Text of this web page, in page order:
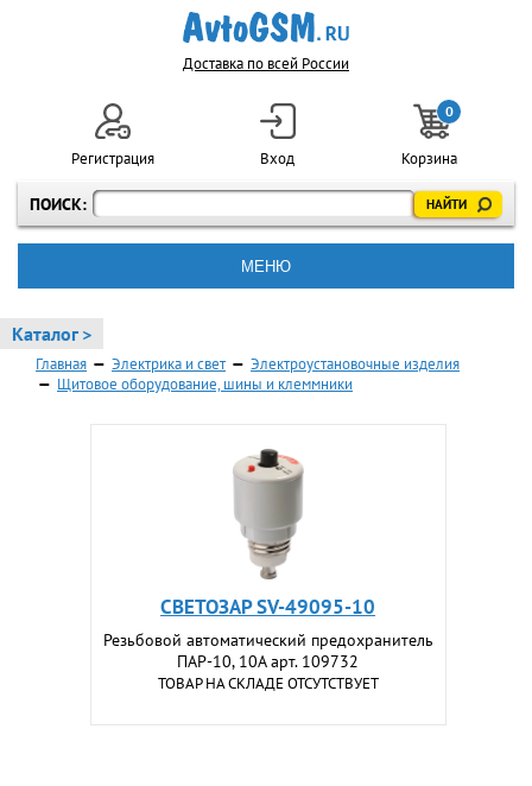
Доставка по всей России
ПОИСК:
Регистрация Вход
0
Корзина
МЕНЮ
Каталог >
Главная — Электрика и свет — Электроустановочные изделия
— Щитовое оборудование, шины и клеммники
СВЕТОЗАР SV-49095-10
Резьбовой автоматический предохранитель
ПАР-10, 10А арт. 109732
ТОВАР НА СКЛАДЕ ОТСУТСТВУЕТ